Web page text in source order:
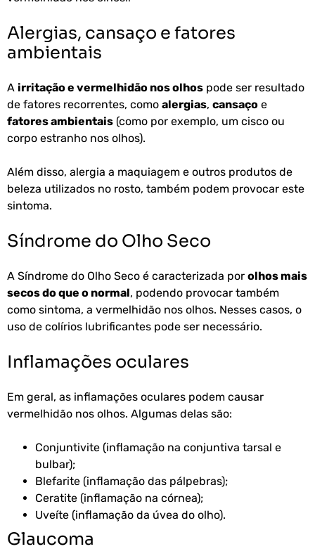
Alergias, cansaço e fatores
ambientais
A irritação e vermelhidão nos olhos pode ser resultado
de fatores recorrentes, como alergias, cansaço e
fatores ambientais (como por exemplo, um cisco ou
corpo estranho nos olhos).
Além disso, alergia a maquiagem e outros produtos de
beleza utilizados no rosto, também podem provocar este
sintoma.
Síndrome do Olho Seco
A Síndrome do Olho Seco é caracterizada por olhos mais
secos do que o normal, podendo provocar também
como sintoma, a vermelhidão nos olhos. Nesses casos, o
uso de colírios lubrificantes pode ser necessário.
Inflamações oculares
Em geral, as inflamações oculares podem causar
vermelhidão nos olhos. Algumas delas são:
Conjuntivite (inflamação na conjuntiva tarsal e
bulbar);
Blefarite (inflamação das pálpebras);
Ceratite (inflamação na córnea);
Uveíte (inflamação da úvea do olho).
Glaucoma